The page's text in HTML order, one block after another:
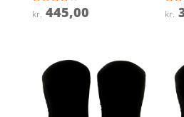
Vurderet
4.1
kr. 445,00
4.5
kr.